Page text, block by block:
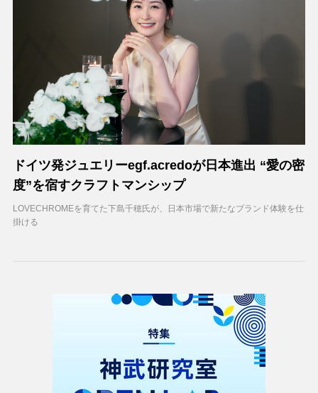
ドイツ発ジュエリーegf.acredoが日本進出 “愛の密
度”を宿すクラフトマンシップ
LOVECHROMEを育てた下島千穂氏が、日本市場で新たなブランド体験を仕
掛ける